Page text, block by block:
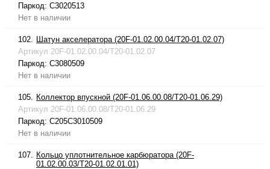
Паркод: C3020513
Нет в наличии
102.
Шатун акселератора (20F-01.02.00.04/T20-01.02.07)
Артикул 20F-01.02.00.04/T20-01.02.07
Паркод: C3080509
Нет в наличии
105.
Коллектор впускной (20F-01.06.00.08/T20-01.06.29)
Артикул 20F-01.06.00.08/T20-01.06.29
Паркод: C205C3010509
Нет в наличии
107.
Кольцо уплотнительное карбюратора (20F-
01.02.00.03/T20-01.02.01.01)